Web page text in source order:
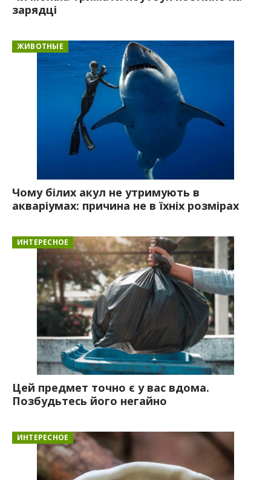
зарядці
ЖИВОТНЫЕ
Чому білих акул не утримують в
акваріумах: причина не в їхніх розмірах
ИНТЕРЕСНОЕ
Цей предмет точно є у вас вдома.
Позбудьтесь його негайно
ИНТЕРЕСНОЕ